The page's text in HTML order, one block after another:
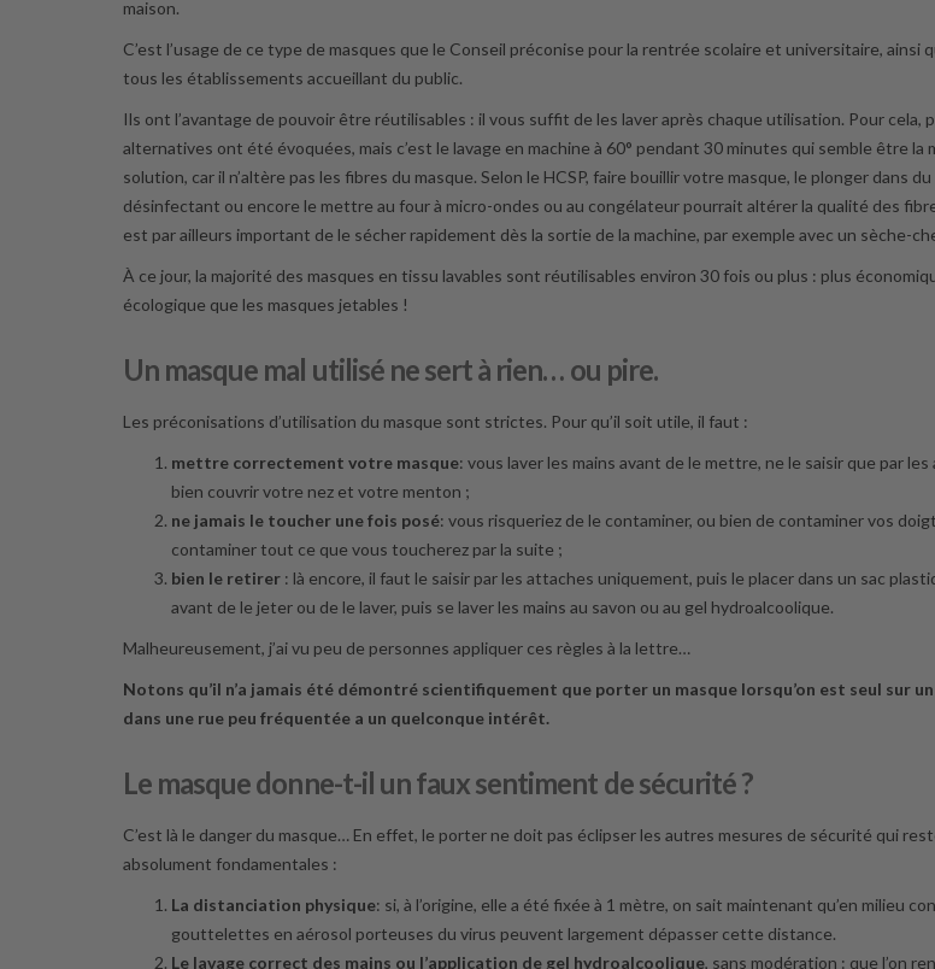
maison.
C’est l’usage de ce type de masques que le Conseil préconise pour la rentrée scolaire et universitaire, ainsi
tous les établissements accueillant du public.
Ils ont l’avantage de pouvoir être réutilisables : il vous suffit de les laver après chaque utilisation. Pour cela,
alternatives ont été évoquées, mais c’est le lavage en machine à 60° pendant 30 minutes qui semble être la
solution, car il n’altère pas les fibres du masque. Selon le HCSP, faire bouillir votre masque, le plonger dans du
désinfectant ou encore le mettre au four à micro-ondes ou au congélateur pourrait altérer la qualité des
est par ailleurs important de le sécher rapidement dès la sortie de la machine, par exemple avec un sèche-
À ce jour, la majorité des masques en tissu lavables sont réutilisables environ 30 fois ou plus : plus
écologique que les masques jetables !
Un masque mal utilisé ne sert à rien… ou pire.
Les préconisations d’utilisation du masque sont strictes. Pour qu’il soit utile, il faut :
mettre correctement votre masque: vous laver les mains avant de le mettre, ne le saisir que par
bien couvrir votre nez et votre menton ;
ne jamais le toucher une fois posé: vous risqueriez de le contaminer, ou bien de contaminer vos
contaminer tout ce que vous toucherez par la suite ;
bien le retirer : là encore, il faut le saisir par les attaches uniquement, puis le placer dans un sac
avant de le jeter ou de le laver, puis se laver les mains au savon ou au gel hydroalcoolique.
Malheureusement, j’ai vu peu de personnes appliquer ces règles à la lettre…
Notons qu’il n’a jamais été démontré scientifiquement que porter un masque lorsqu’on est seul sur
dans une rue peu fréquentée a un quelconque intérêt.
Le masquedonne-t-il un faux sentiment de sécurité ?
C’est là le danger du masque… En effet, le porter ne doit pas éclipser les autres mesures de sécurité qui
absolument fondamentales :
La distanciation physique: si, à l’origine, elle a été fixée à 1 mètre, on sait maintenant qu’en milieu
gouttelettes en aérosol porteuses du virus peuvent largement dépasser cette distance.
Le lavage correct des mains ou l’application de gel hydroalcoolique, sans modération : que l’on